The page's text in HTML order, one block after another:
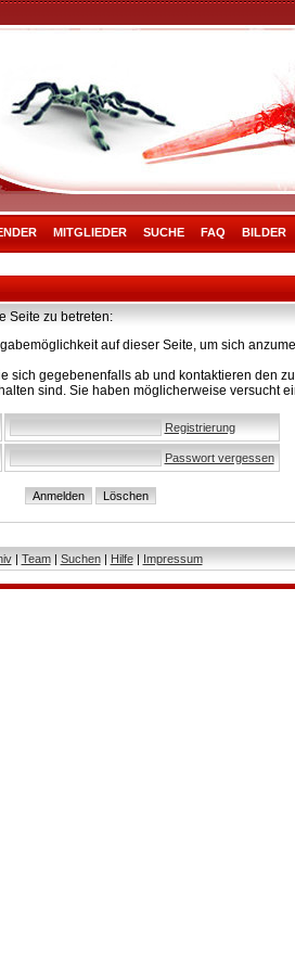
MITGLIEDER SUCHE FAQ BILDER
Seite zu betreten:
auf dieser Seite, um sich
sich gegebenenfalls ab und kontaktieren den
sind. Sie haben möglicherweise versucht
Registrierung
Passwort vergessen
| Team| Suchen| Hilfe| Impressum